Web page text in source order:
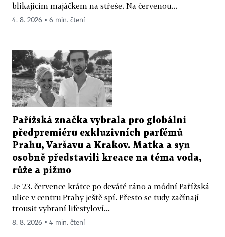
blikajícím majáčkem na střeše. Na červenou...
4. 8. 2026 ▪ 6 min. čtení
Pařížská značka vybrala pro globální
předpremiéru exkluzivních parfémů
Prahu, Varšavu a Krakov. Matka a syn
osobně představili kreace na téma voda,
růže a pižmo
Je 23. července krátce po deváté ráno a módní Pařížská
ulice v centru Prahy ještě spí. Přesto se tudy začínají
trousit vybraní lifestyloví...
8. 8. 2026 ▪ 4 min. čtení